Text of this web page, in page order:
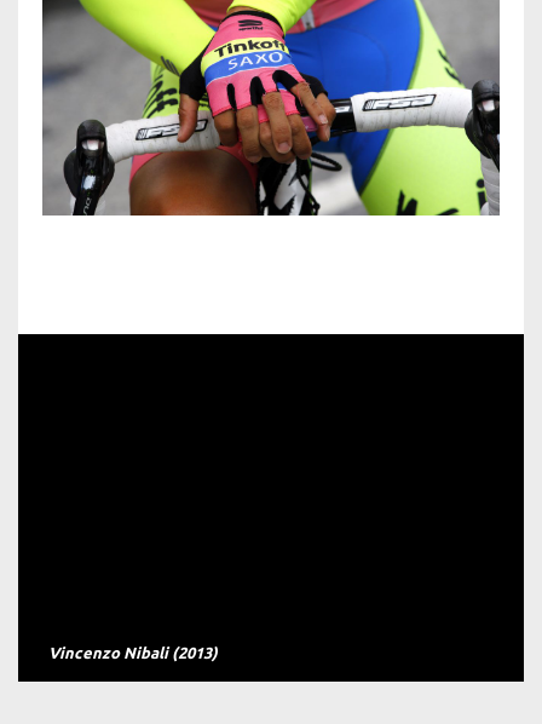
Vincenzo Nibali (2013)